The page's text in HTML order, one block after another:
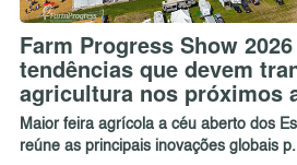
Farm Progress Show
tendências que devem
agricultura nos próximos
Maior feira agrícola a céu aberto dos
reúne as principais inovações globais